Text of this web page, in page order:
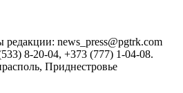
редакции: news_press@pgtrk.com
8-20-04, +373 (777) 1-04-08.
Приднестровье